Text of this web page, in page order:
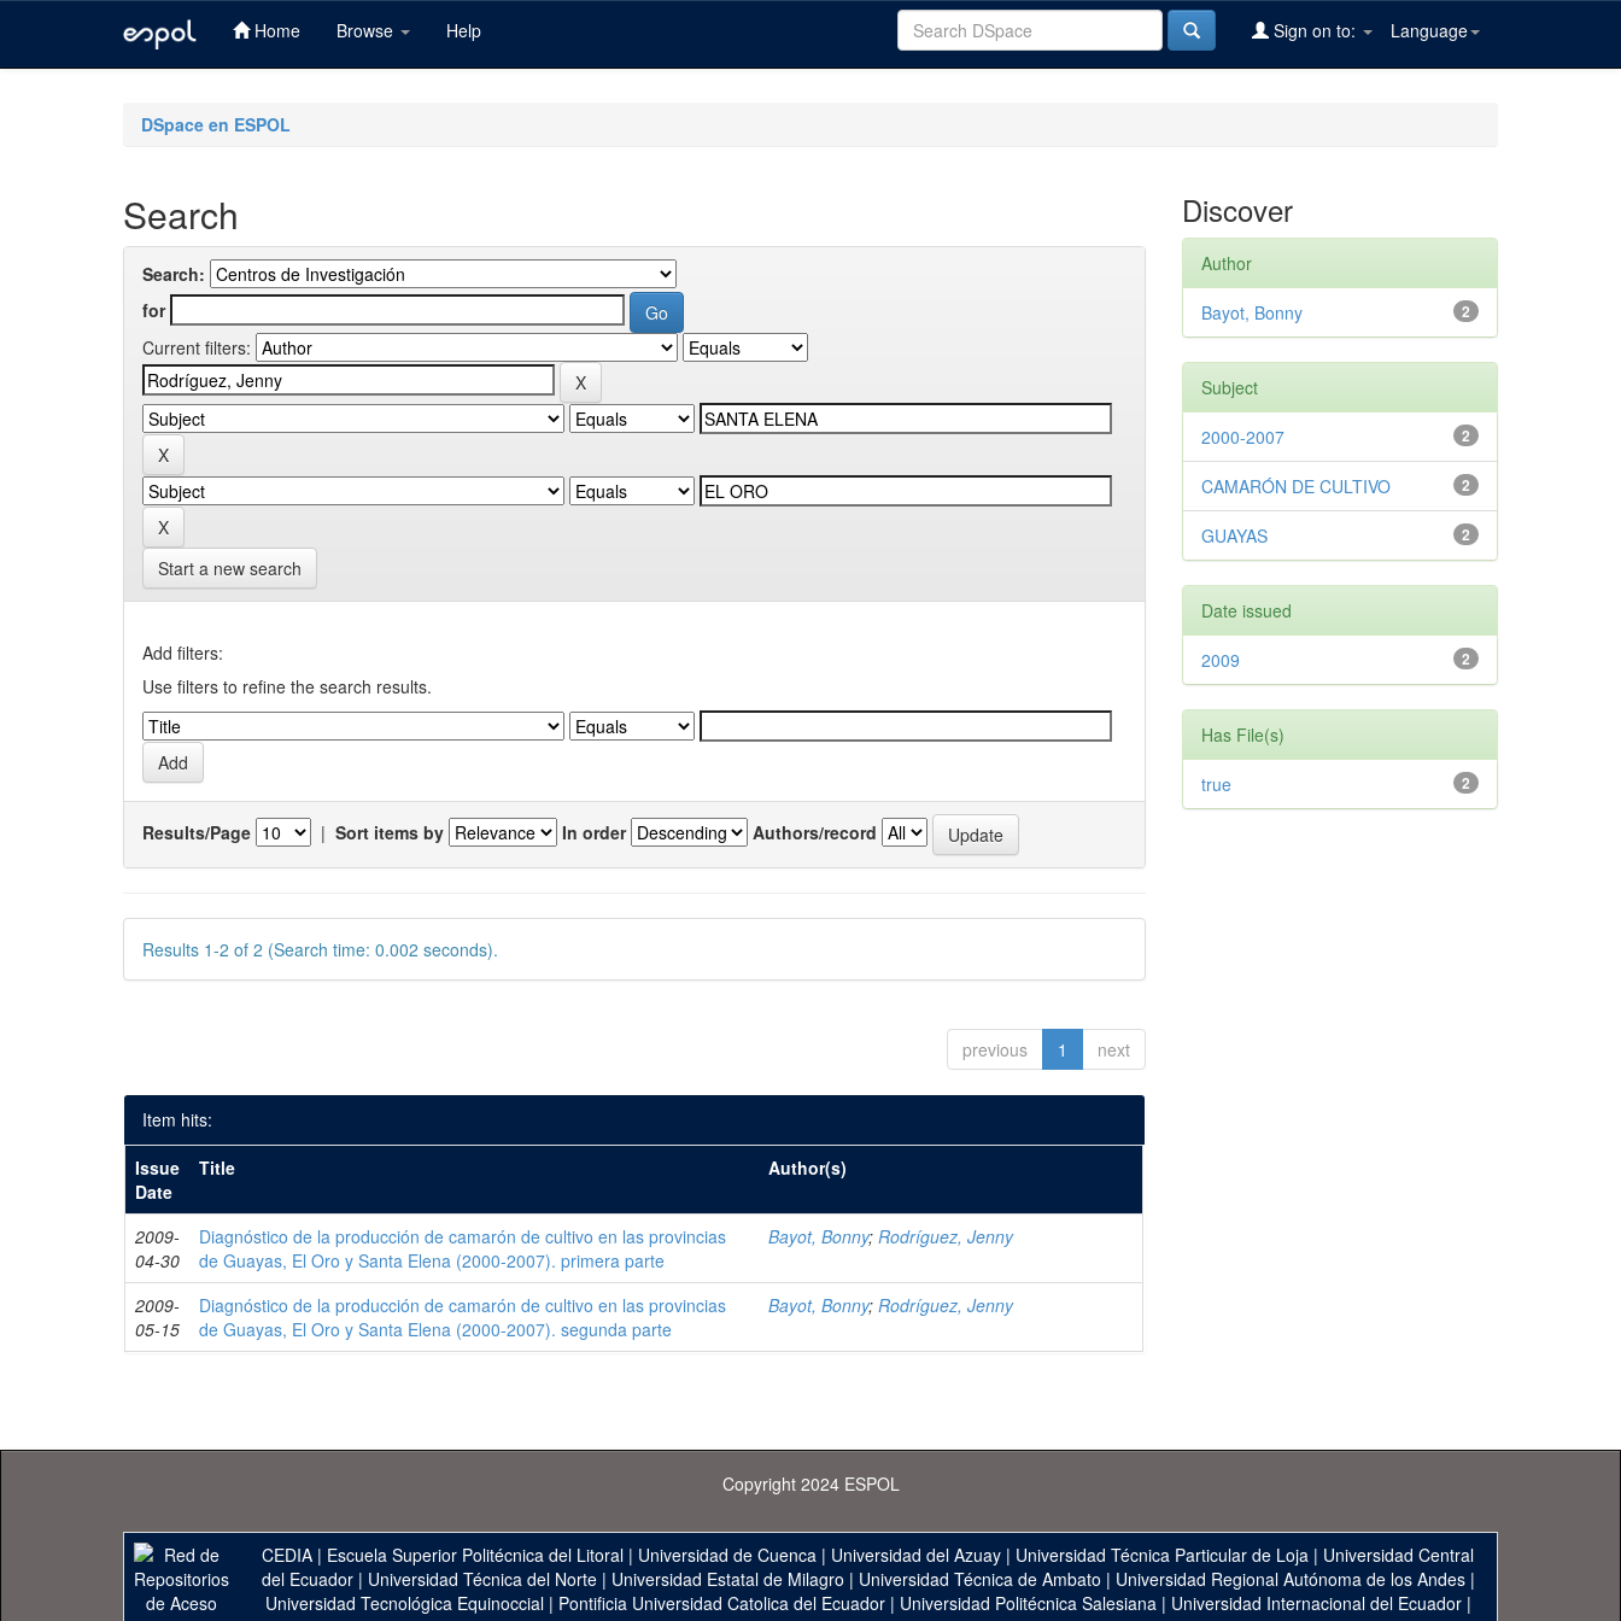
Home Browse Help Language
Sign on to:
DSpace en ESPOL
Search
Search:
for
Current filters:
Start a new search
Add filters:
Use filters to refine the search results.
Results/Page | Sort items by In order Authors/record
Results 1-2 of 2 (Search time: 0.002 seconds).
previous 1 next
Item hits:
Issue
Date
Title Author(s)
2009-
04-30
Diagnóstico de la producción de camarón de cultivo en las provincias
de Guayas, El Oro y Santa Elena (2000-2007). primera parte
Bayot, Bonny;Rodríguez, Jenny
2009-
05-15
Diagnóstico de la producción de camarón de cultivo en las provincias
de Guayas, El Oro y Santa Elena (2000-2007). segunda parte
Bayot, Bonny;Rodríguez, Jenny
Discover
Author
2
Bayot, Bonny
Subject
2
2000-2007
2
CAMARÓN DE CULTIVO
2
GUAYAS
Date issued
2
2009
Has File(s)
2
true
Copyright 2024 ESPOL
CEDIA | Escuela Superior Politécnica del Litoral | Universidad de Cuenca | Universidad del Azuay | Universidad Técnica Particular de Loja | Universidad Central
del Ecuador| Universidad Técnica del Norte| Universidad Estatal de Milagro | Universidad Técnica de Ambato | Universidad Regional Autónoma de los Andes|
Universidad Tecnológica Equinoccial| Pontificia Universidad Catolica del Ecuador| Universidad Politécnica Salesiana| Universidad Internacional del Ecuador|